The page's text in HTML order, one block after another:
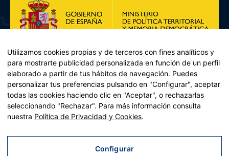
Plan de Recuperación, Transformación y Resiliencia – Financiado por
Recuperación y resiliencia, establecido por el Reglamento (UE)
2021/241 del Parlamento Europeo y del Consejo, de 12 de febrero
Utilizamos cookies propias y de terceros con fines analíticos y
para mostrarte publicidad personalizada en función de un perfil
elaborado a partir de tus hábitos de navegación. Puedes
personalizar tus preferencias pulsando en "Configurar", aceptar
todas las cookies haciendo clic en "Aceptar", o rechazarlas
seleccionando "Rechazar". Para más información consulta
nuestra Política de Privacidad y Cookies.
Configurar